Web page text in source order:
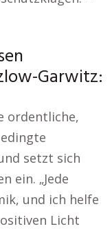
Garwitz:
ordentliche,
setzt sich
ein. „Jede
und ich helfe
Licht